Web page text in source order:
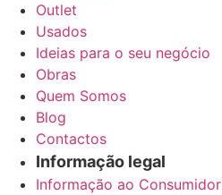
Outlet
Usados
Ideias para o seu negócio
Obras
Quem Somos
Blog
Contactos
Informação legal
Informação ao Consumidor